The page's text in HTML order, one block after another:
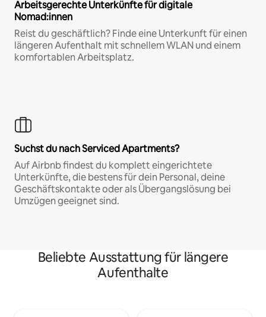
Arbeitsgerechte Unterkünfte für digitale
Nomad:innen
Reist du geschäftlich? Finde eine Unterkunft für einen
längeren Aufenthalt mit schnellem WLAN und einem
komfortablen Arbeitsplatz.
Suchst du nach Serviced Apartments?
Auf Airbnb findest du komplett eingerichtete
Unterkünfte, die bestens für dein Personal, deine
Geschäftskontakte oder als Übergangslösung bei
Umzügen geeignet sind.
Beliebte Ausstattung für längere
Aufenthalte